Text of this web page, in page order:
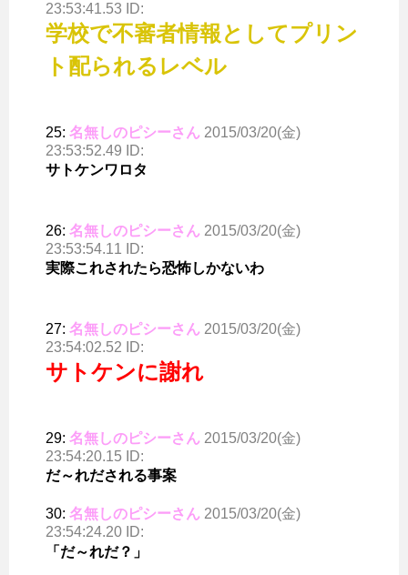
23:53:41.53 ID:
学校で不審者情報としてプリン
ト配られるレベル
25: 名無しのピシーさん 2015/03/20(金)
23:53:52.49 ID:
サトケンワロタ
26: 名無しのピシーさん 2015/03/20(金)
23:53:54.11 ID:
実際これされたら恐怖しかないわ
27: 名無しのピシーさん 2015/03/20(金)
23:54:02.52 ID:
サトケンに謝れ
29: 名無しのピシーさん 2015/03/20(金)
23:54:20.15 ID:
だ～れだされる事案
30: 名無しのピシーさん 2015/03/20(金)
23:54:24.20 ID:
「だ～れだ？」